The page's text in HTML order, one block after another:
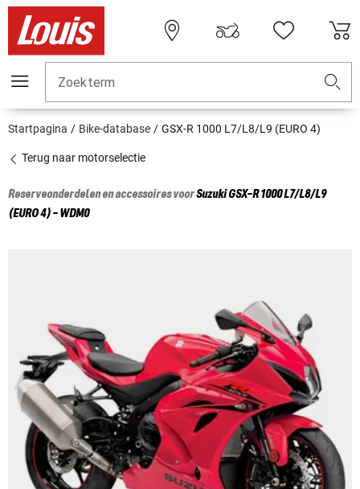
Zoekterm
Startpagina Bike-database GSX-R 1000 L7/L8/L9 (EURO 4)
Terug naar motorselectie
Reserveonderdelen en accessoires voorSuzukiGSX-R 1000 L7/L8/L9
(EURO 4) - WDM0